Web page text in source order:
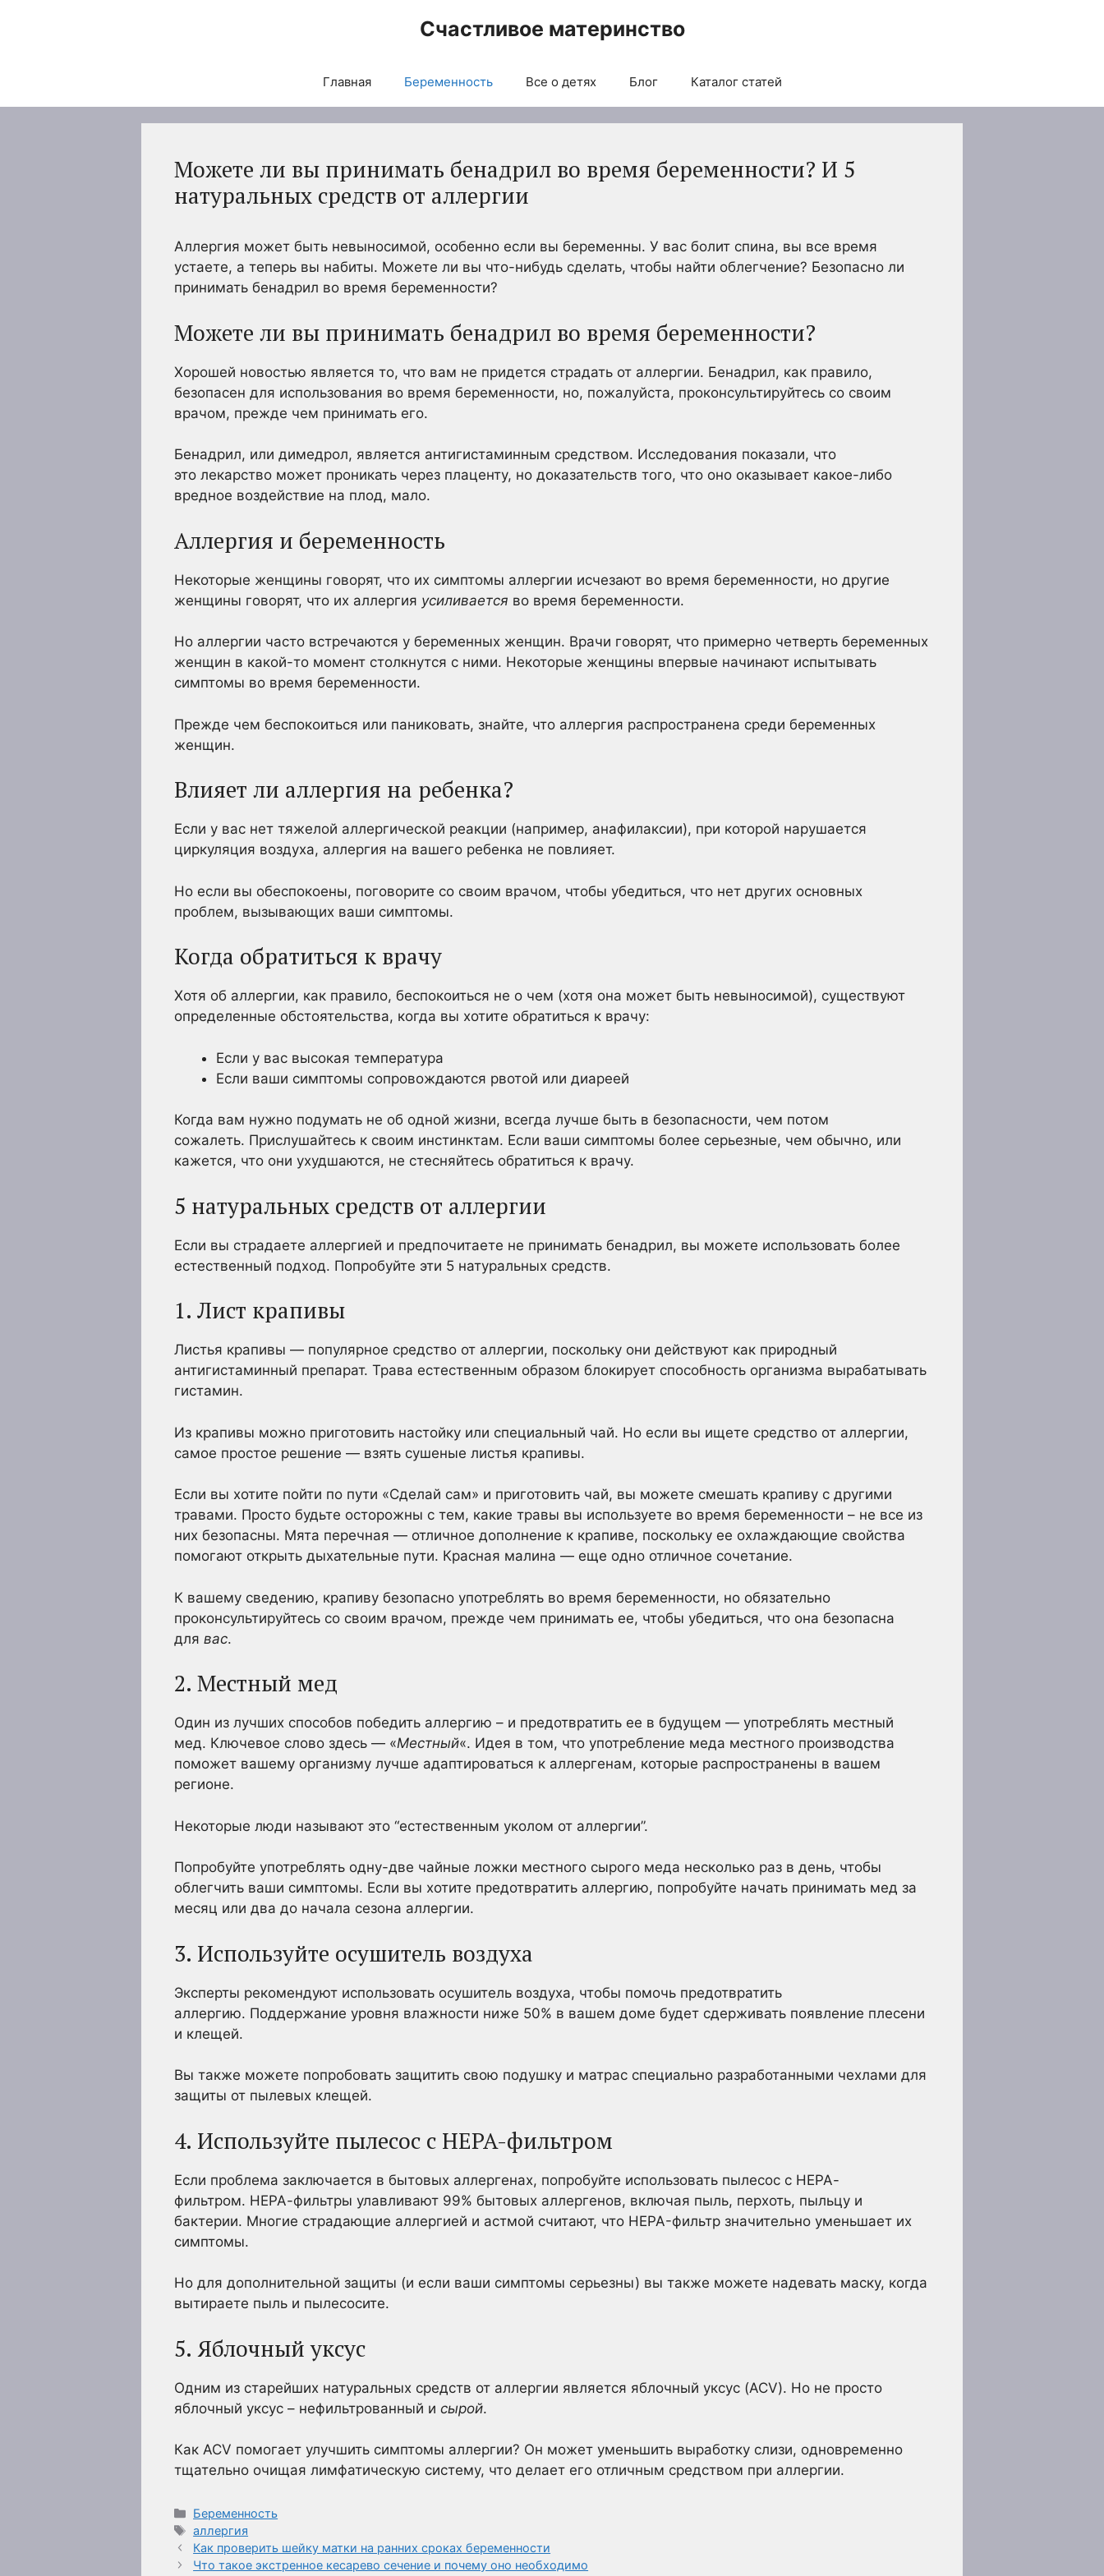
Счастливое материнство
Главная Беременность Все о детях Блог Каталог статей
Можете ли вы принимать бенадрил во время беременности? И 5
натуральных средств от аллергии
Аллергия может быть невыносимой, особенно если вы беременны. У вас болит спина, вы все время
устаете, а теперь вы набиты. Можете ли вы что-нибудь сделать, чтобы найти облегчение? Безопасно ли
принимать бенадрил во время беременности?
Можете ли вы принимать бенадрил во время беременности?
Хорошей новостью является то, что вам не придется страдать от аллергии. Бенадрил, как правило,
безопасен для использования во время беременности, но, пожалуйста, проконсультируйтесь со своим
врачом, прежде чем принимать его.
Бенадрил, или димедрол, является антигистаминным средством. Исследования показали, что
это лекарство может проникать через плаценту, но доказательств того, что оно оказывает какое-либо
вредное воздействие на плод, мало.
Аллергия и беременность
Некоторые женщины говорят, что их симптомы аллергии исчезают во время беременности, но другие
женщины говорят, что их аллергия усиливается во время беременности.
Но аллергии часто встречаются у беременных женщин. Врачи говорят, что примерно четверть беременных
женщин в какой-то момент столкнутся с ними. Некоторые женщины впервые начинают испытывать
симптомы во время беременности.
Прежде чем беспокоиться или паниковать, знайте, что аллергия распространена среди беременных
женщин.
Влияет ли аллергия на ребенка?
Если у вас нет тяжелой аллергической реакции (например, анафилаксии), при которой нарушается
циркуляция воздуха, аллергия на вашего ребенка не повлияет.
Но если вы обеспокоены, поговорите со своим врачом, чтобы убедиться, что нет других основных
проблем, вызывающих ваши симптомы.
Когда обратиться к врачу
Хотя об аллергии, как правило, беспокоиться не о чем (хотя она может быть невыносимой), существуют
определенные обстоятельства, когда вы хотите обратиться к врачу:
Если у вас высокая температура
Если ваши симптомы сопровождаются рвотой или диареей
Когда вам нужно подумать не об одной жизни, всегда лучше быть в безопасности, чем потом
сожалеть. Прислушайтесь к своим инстинктам. Если ваши симптомы более серьезные, чем обычно, или
кажется, что они ухудшаются, не стесняйтесь обратиться к врачу.
5 натуральных средств от аллергии
Если вы страдаете аллергией и предпочитаете не принимать бенадрил, вы можете использовать более
естественный подход. Попробуйте эти 5 натуральных средств.
1. Лист крапивы
Листья крапивы — популярное средство от аллергии, поскольку они действуют как природный
антигистаминный препарат. Трава естественным образом блокирует способность организма вырабатывать
гистамин.
Из крапивы можно приготовить настойку или специальный чай. Но если вы ищете средство от аллергии,
самое простое решение — взять сушеные листья крапивы.
Если вы хотите пойти по пути «Сделай сам» и приготовить чай, вы можете смешать крапиву с другими
травами. Просто будьте осторожны с тем, какие травы вы используете во время беременности – не все из
них безопасны. Мята перечная — отличное дополнение к крапиве, поскольку ее охлаждающие свойства
помогают открыть дыхательные пути. Красная малина — еще одно отличное сочетание.
К вашему сведению, крапиву безопасно употреблять во время беременности, но обязательно
проконсультируйтесь со своим врачом, прежде чем принимать ее, чтобы убедиться, что она безопасна
для вас.
2. Местный мед
Один из лучших способов победить аллергию – и предотвратить ее в будущем — употреблять местный
мед. Ключевое слово здесь — «Местный«. Идея в том, что употребление меда местного производства
поможет вашему организму лучше адаптироваться к аллергенам, которые распространены в вашем
регионе.
Некоторые люди называют это “естественным уколом от аллергии”.
Попробуйте употреблять одну-две чайные ложки местного сырого меда несколько раз в день, чтобы
облегчить ваши симптомы. Если вы хотите предотвратить аллергию, попробуйте начать принимать мед за
месяц или два до начала сезона аллергии.
3. Используйте осушитель воздуха
Эксперты рекомендуют использовать осушитель воздуха, чтобы помочь предотвратить
аллергию. Поддержание уровня влажности ниже 50% в вашем доме будет сдерживать появление плесени
и клещей.
Вы также можете попробовать защитить свою подушку и матрас специально разработанными чехлами для
защиты от пылевых клещей.
4. Используйте пылесос с HEPA-фильтром
Если проблема заключается в бытовых аллергенах, попробуйте использовать пылесос с НЕРА-
фильтром. НЕРА-фильтры улавливают 99% бытовых аллергенов, включая пыль, перхоть, пыльцу и
бактерии. Многие страдающие аллергией и астмой считают, что HEPA-фильтр значительно уменьшает их
симптомы.
Но для дополнительной защиты (и если ваши симптомы серьезны) вы также можете надевать маску, когда
вытираете пыль и пылесосите.
5. Яблочный уксус
Одним из старейших натуральных средств от аллергии является яблочный уксус (ACV). Но не просто
яблочный уксус – нефильтрованный и сырой.
Как ACV помогает улучшить симптомы аллергии? Он может уменьшить выработку слизи, одновременно
тщательно очищая лимфатическую систему, что делает его отличным средством при аллергии.
Рубрики
Беременность
Метки
аллергия
Как проверить шейку матки на ранних сроках беременности
Что такое экстренное кесарево сечение и почему оно необходимо